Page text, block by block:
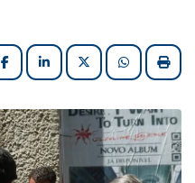
FacebookLinkedInX (formerly